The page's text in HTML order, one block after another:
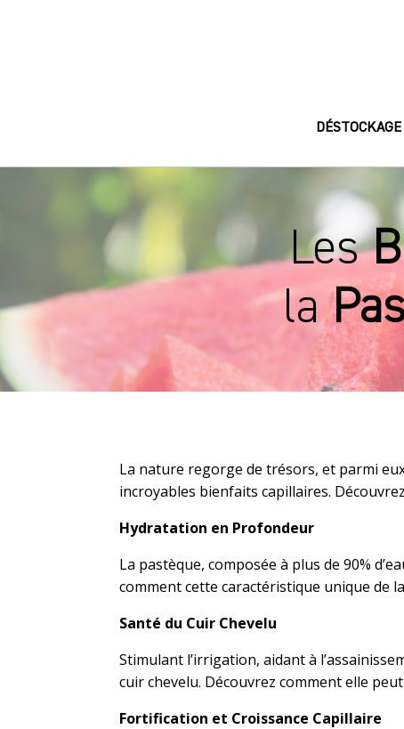
DÉSTOCKAGE
Les
la
La nature regorge de trésors, et parmi
incroyables bienfaits capillaires.
Hydratation en Profondeur
La pastèque, composée à plus de 90%
comment cette caractéristique unique de
Santé du Cuir Chevelu
Stimulant l’irrigation, aidant à
cuir chevelu. Découvrez comment elle
Fortification et Croissance Capillaire